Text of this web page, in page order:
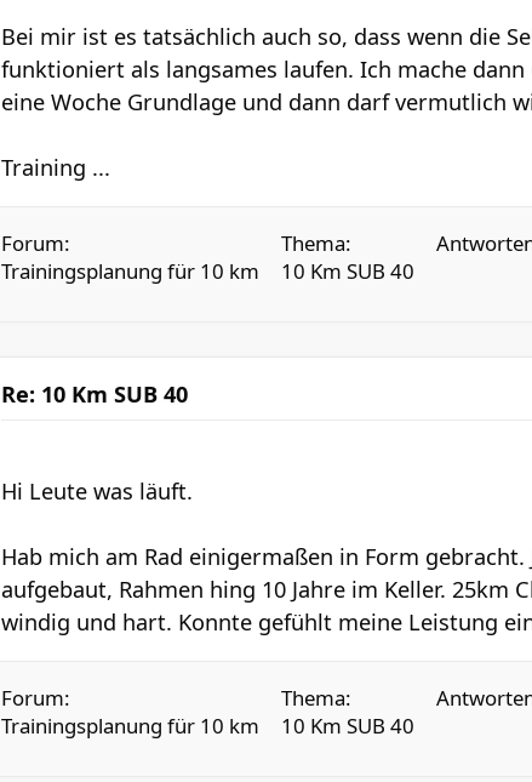
Bei mir ist es tatsächlich auch so, dass wenn die
funktioniert als langsames laufen. Ich mache
eine Woche Grundlage und dann darf vermutlich
Training ...
Forum:
Trainingsplanung für 10 km
Thema:
10 Km SUB 40
Re: 10 Km SUB 40
Hi Leute was läuft.
Hab mich am Rad einigermaßen in Form
aufgebaut, Rahmen hing 10 Jahre im Keller. 25km
windig und hart. Konnte gefühlt meine Leistung
Forum:
Trainingsplanung für 10 km
Thema:
10 Km SUB 40